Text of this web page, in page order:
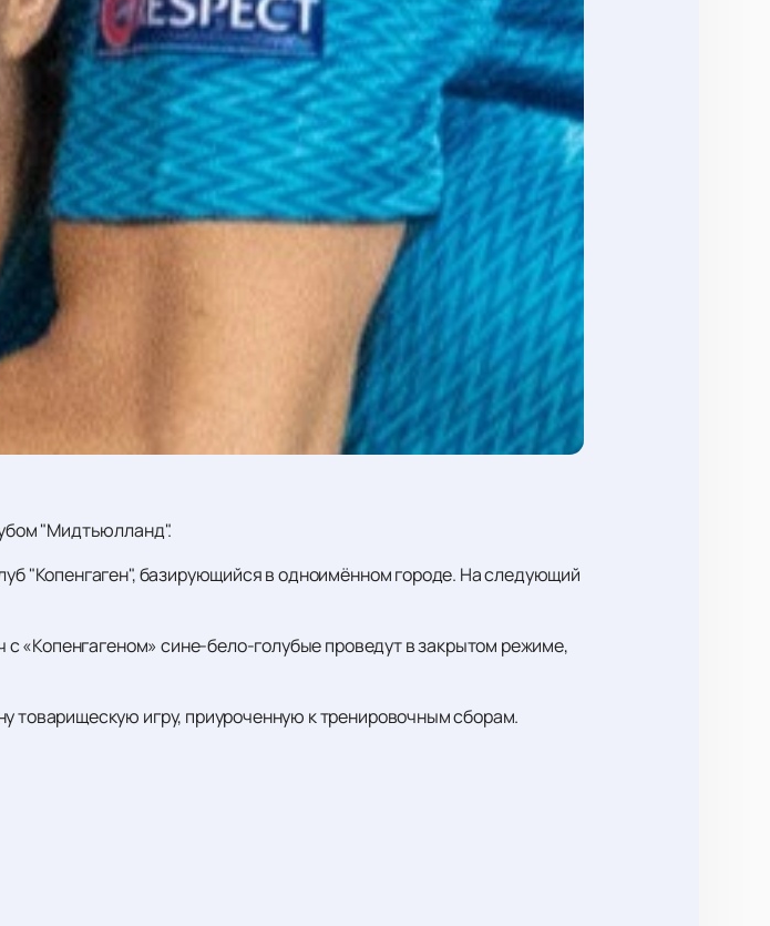
"Мидтьюлланд".
"Копенгаген", базирующийся в одноимённом городе. На следующий
«Копенгагеном» сине-бело-голубые проведут в закрытом режиме,
товарищескую игру, приуроченную к тренировочным сборам.